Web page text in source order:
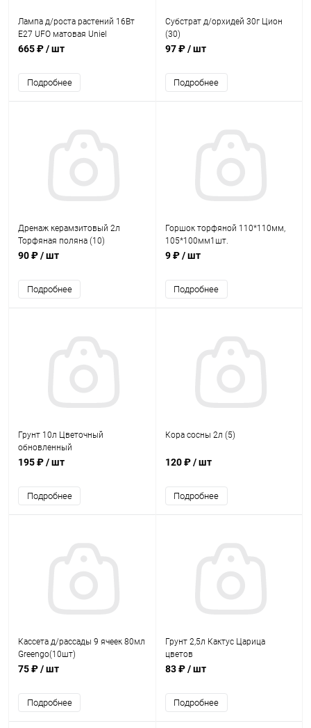
Лампа д/роста растений 16Вт
Е27 UFO матовая Uniel
665 ₽/ шт
Подробнее
Субстрат д/орхидей 30г Цион
(30)
97 ₽/ шт
Подробнее
Дренаж керамзитовый 2л
Торфяная поляна (10)
90 ₽/ шт
Подробнее
Горшок торфяной 110*110мм,
105*100мм1шт.
9 ₽/ шт
Подробнее
Грунт 10л Цветочный
обновленный
195 ₽/ шт
Подробнее
Кора сосны 2л (5)
120 ₽/ шт
Подробнее
Кассета д/рассады 9 ячеек 80мл
Greengo(10шт)
75 ₽/ шт
Подробнее
Грунт 2,5л Кактус Царица
цветов
83 ₽/ шт
Подробнее